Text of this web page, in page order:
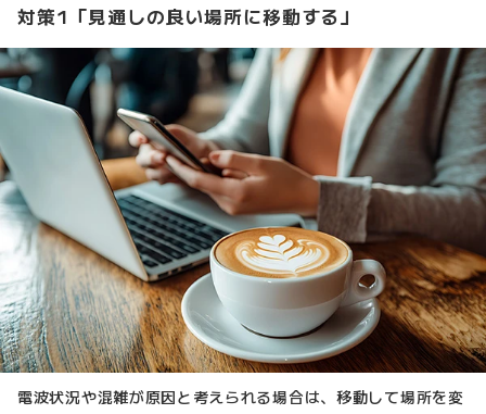
対策1「見通しの良い場所に移動する」
電波状況や混雑が原因と考えられる場合は、移動して場所を変